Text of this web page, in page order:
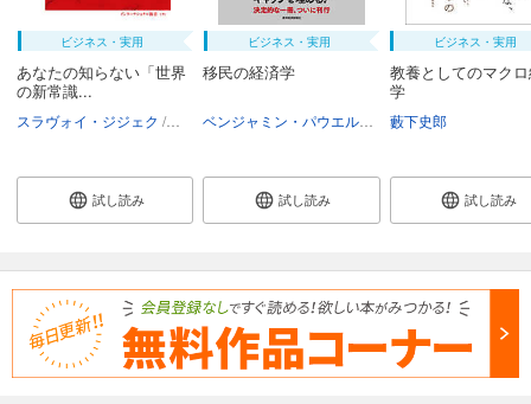
ビジネス・実用
あなたの知らない「世界
の新常識...
スラヴォイ・ジジェク ジョセフ・E・スティグリッツ エリック・カウフマン
試し読み
ビジネス・実用
移民の経済学
藪下史郎 佐藤綾野
試し読み
ビジネス・実用
教養としてのマク
学
藪下史郎
試し読み